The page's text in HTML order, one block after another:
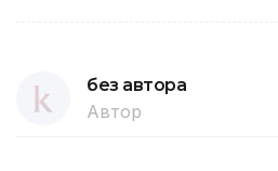
без автора
Автор